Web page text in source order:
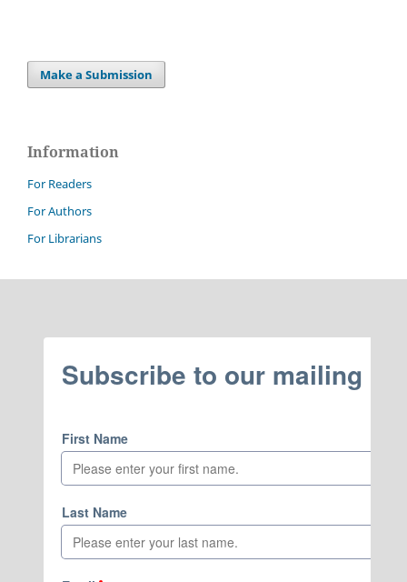
Make a Submission
Information
For Readers
For Authors
For Librarians